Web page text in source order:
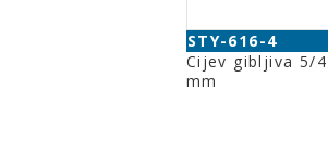
STY-616-4
Cijev gibljiva 5/
mm